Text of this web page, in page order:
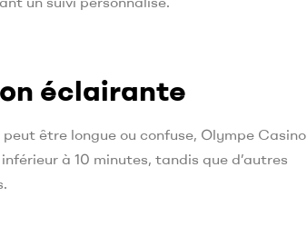
éclairante
être longue ou confuse, Olympe Casino
à 10 minutes, tandis que d’autres